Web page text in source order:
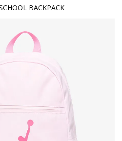
BACKPACK